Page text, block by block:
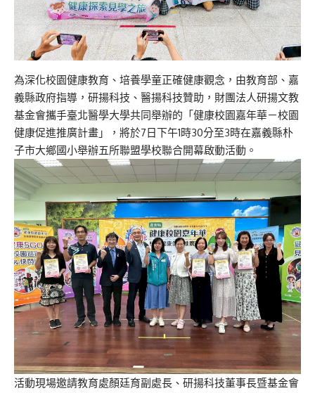
為深化校園健康教育、培養學童正確健康觀念，由教育部、嘉
義縣政府指導，研揚科技、醫揚科技贊助，財團法人研揚文教
基金會攜手臺北醫學大學共同舉辦的「健康校園嘉年華－校園
健康促進推廣計畫」，將於7日下午1時30分至3時在嘉義縣朴
子市大鄉國小舉辦五所聯盟學校聯合開幕啟動活動。
活動現場邀請教育處顏廷育副處長、研揚科技董事長暨基金會